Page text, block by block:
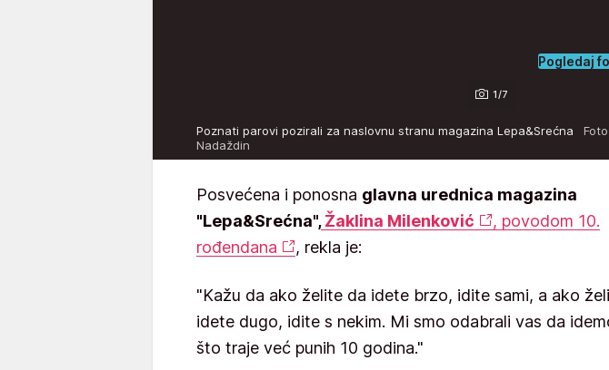
1/7
Pogledaj
Poznati parovi pozirali za naslovnu stranu magazina Lepa&Srećna
Nadaždin
Posvećena i ponosna glavna urednica magazina
"Lepa&Srećna",Žaklina Milenković
, povodom 10.
rođendana
, rekla je:
"Kažu da ako želite da idete brzo, idite sami, a ako
idete dugo, idite s nekim. Mi smo odabrali vas da
što traje već punih 10 godina."